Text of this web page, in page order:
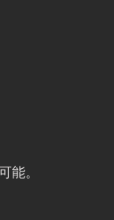
能。